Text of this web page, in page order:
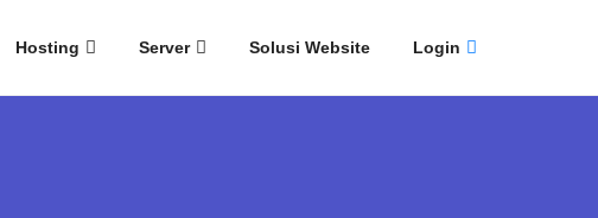
Hosting Server Solusi Website Login